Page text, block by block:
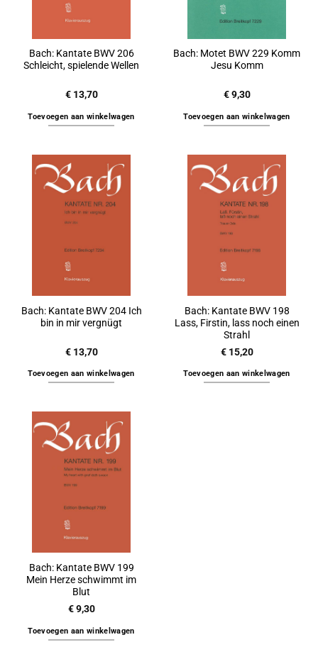
Bach: Kantate BWV 206
Schleicht, spielende Wellen
€13,70
Toevoegen aan winkelwagen
Bach: Motet BWV 229 Komm
Jesu Komm
€9,30
Toevoegen aan winkelwagen
Bach: Kantate BWV 204 Ich
bin in mir vergnügt
€13,70
Toevoegen aan winkelwagen
Bach: Kantate BWV 198
Lass, Firstin, lass noch einen
Strahl
€15,20
Toevoegen aan winkelwagen
Bach: Kantate BWV 199
Mein Herze schwimmt im
Blut
€9,30
Toevoegen aan winkelwagen